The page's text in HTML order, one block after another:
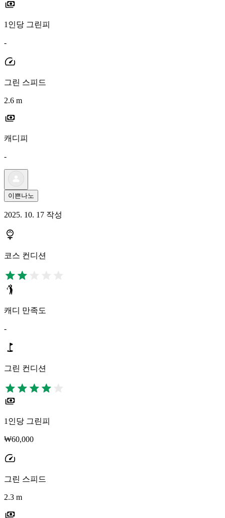
1인당 그린피
-
그린 스피드
2.6 m
캐디피
-
이쁜나노
2025. 10. 17 작성
코스 컨디션
캐디 만족도
-
그린 컨디션
1인당 그린피
₩60,000
그린 스피드
2.3 m